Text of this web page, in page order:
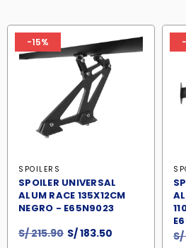
-15%
SPOILERS
SPOILER UNIVERSAL
ALUM RACE 135X12CM
NEGRO - E65N9023
S/215.90 El
S/183.50 S/